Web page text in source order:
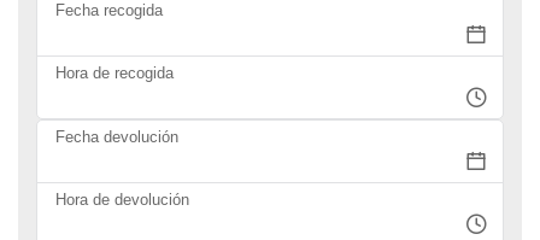
Fecha recogida
Hora de recogida
Fecha devolución
Hora de devolución